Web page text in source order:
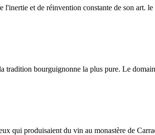
et de réinvention constante de son art.
bourguignonne la plus pure. Le
qui produisaient du vin au monastère de